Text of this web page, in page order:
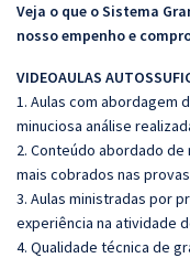
Veja o que o Sistema
nosso empenho e
VIDEOAULAS
1. Aulas com abordagem
minuciosa análise
2. Conteúdo abordado
mais cobrados nas
3. Aulas ministradas por
experiência na atividade
4. Qualidade técnica de